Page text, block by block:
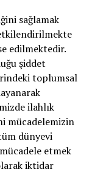
sağlamak
edilmektedir.
şiddet
toplumsal
ilahlık
mücadelemizin
dünyevi
etmek
iktidar